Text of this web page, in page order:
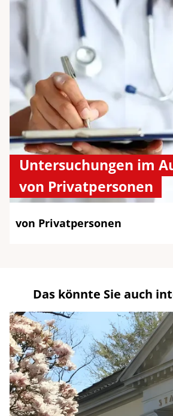
Untersuchungen im
von Privatpersonen
von Privatpersonen
Das könnte Sie auch